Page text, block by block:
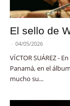
El sello de
- 04/05/2026
VÍCTOR SUÁREZ -
Panamá, en el
mucho su...